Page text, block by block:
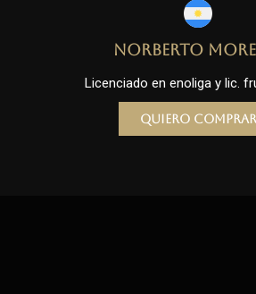
Norberto
Licenciado en enoliga y lic.
Quiero comprar